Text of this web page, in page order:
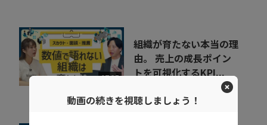
07:35
組織が育たない本当の理
由。 売上の成長ポイン
トを可視化するKPI...
動画の続きを視聴しましょう！